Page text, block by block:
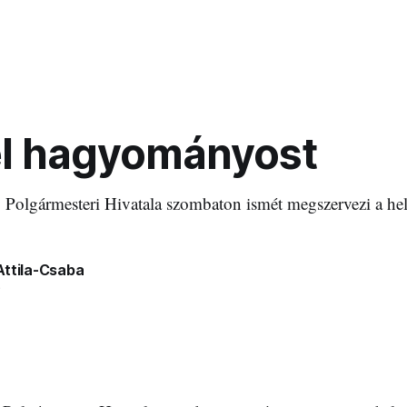
hagyományost
Hivatala szombaton ismét megszervezi a
Csaba